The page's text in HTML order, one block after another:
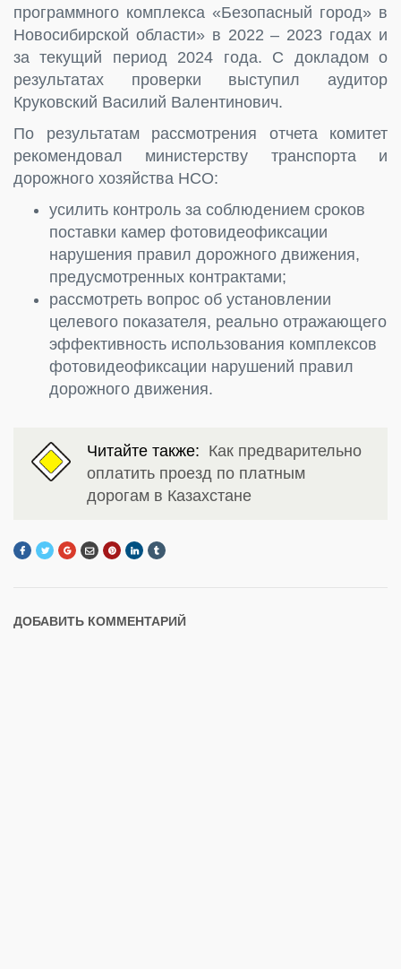
программного комплекса «Безопасный город» в
Новосибирской области» в 2022 – 2023 годах и
за текущий период 2024 года. С докладом о
результатах проверки выступил аудитор
Круковский Василий Валентинович.
По результатам рассмотрения отчета комитет
рекомендовал министерству транспорта и
дорожного хозяйства НСО:
усилить контроль за соблюдением сроков
поставки камер фотовидеофиксации
нарушения правил дорожного движения,
предусмотренных контрактами;
рассмотреть вопрос об установлении
целевого показателя, реально отражающего
эффективность использования комплексов
фотовидеофиксации нарушений правил
дорожного движения.
Читайте также: Как предварительно
оплатить проезд по платным
дорогам в Казахстане
ДОБАВИТЬ КОММЕНТАРИЙ